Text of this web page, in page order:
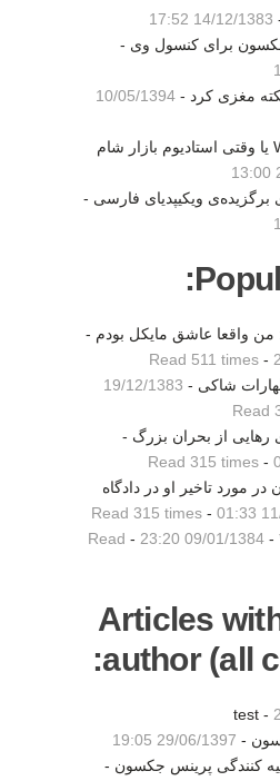
14/12/1383 17:52
برای کنسول وی -
مغزی کرد - 10/05/1394
پشت پرده ی WMA یا وقتی استادیوم بازار شام
برگزیده‌ی ویکیپدیای فارسی -
من واقعا عاشق مایکل بودم -
-
Read 511 times
19/12/1383
Read
رهایی از بحران بزرگ -
-
Read 315 times
مورد تاخیر او در دادگاه
11/
-
Read 315 times
09/01/1384 23:20
-
Read
Articles
author (all
test -
-
29/06/1397 19:05
کنندگی پرینس جکسون -